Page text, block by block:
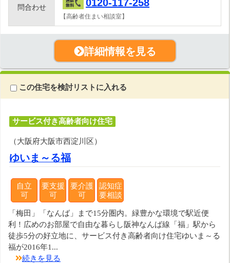
問合わせ 0120-117-258
【高齢者住まい相談室】
詳細情報を見る
この住宅を検討リストに入れる
サービス付き高齢者向け住宅
（大阪府大阪市西淀川区）
ゆいま～る福
自立
可
要支援
可
要介護
可
認知症
要相談
「梅田」「なんば」まで15分圏内。緑豊かな環境で駅近便
利！広めのお部屋で自由な暮らし阪神なんば線「福」駅から
徒歩5分の好立地に、サービス付き高齢者向け住宅ゆいま～る
福が2016年1...
続きを見る